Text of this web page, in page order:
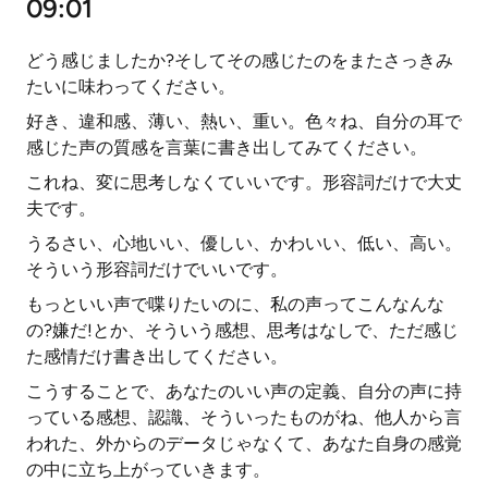
09:01
どう感じましたか?そしてその感じたのをまたさっきみ
たいに味わってください。
好き、違和感、薄い、熱い、重い。色々ね、自分の耳で
感じた声の質感を言葉に書き出してみてください。
これね、変に思考しなくていいです。形容詞だけで大丈
夫です。
うるさい、心地いい、優しい、かわいい、低い、高い。
そういう形容詞だけでいいです。
もっといい声で喋りたいのに、私の声ってこんなんな
の?嫌だ!とか、そういう感想、思考はなしで、ただ感じ
た感情だけ書き出してください。
こうすることで、あなたのいい声の定義、自分の声に持
っている感想、認識、そういったものがね、他人から言
われた、外からのデータじゃなくて、あなた自身の感覚
の中に立ち上がっていきます。